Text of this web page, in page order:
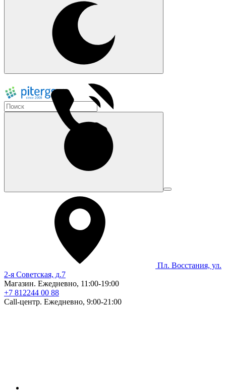
Пл. Восстания, ул.
2-я Советская, д.7
Магазин. Ежедневно, 11:00-19:00
+7 812244 00 88
Call-центр. Ежедневно, 9:00-21:00